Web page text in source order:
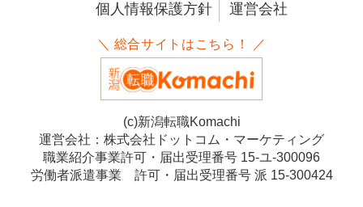
個人情報保護方針
運営会社
＼ 総合サイトはこちら！ ／
(c)新潟転職Komachi
運営会社：株式会社ドットコム・マーケティング
職業紹介事業許可・届出受理番号 15-ユ-300096
労働者派遣事業 許可・届出受理番号 派 15-300424